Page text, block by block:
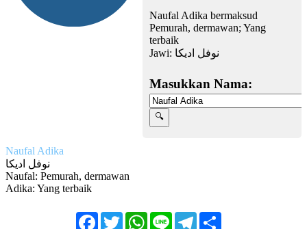
Naufal Adika bermaksud
Pemurah, dermawan; Yang
terbaik
Jawi: نوفل اديكا
Masukkan Nama:
Naufal Adika
نوفل اديكا
Naufal: Pemurah, dermawan
Adika: Yang terbaik
FacebookTwitterWhatsApp
Line Telegram